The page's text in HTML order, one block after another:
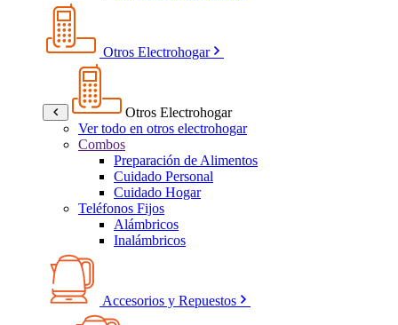
Otros Electrohogar
Otros Electrohogar
Ver todo en otros electrohogar
Combos
Preparación de Alimentos
Cuidado Personal
Cuidado Hogar
Teléfonos Fijos
Alámbricos
Inalámbricos
Accesorios y Repuestos